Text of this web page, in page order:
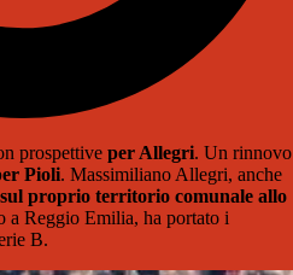
prospettive per Allegri. Un rinnovo
Pioli. Massimiliano Allegri, anche
sul proprio territorio comunale allo
a Reggio Emilia, ha portato i
B.